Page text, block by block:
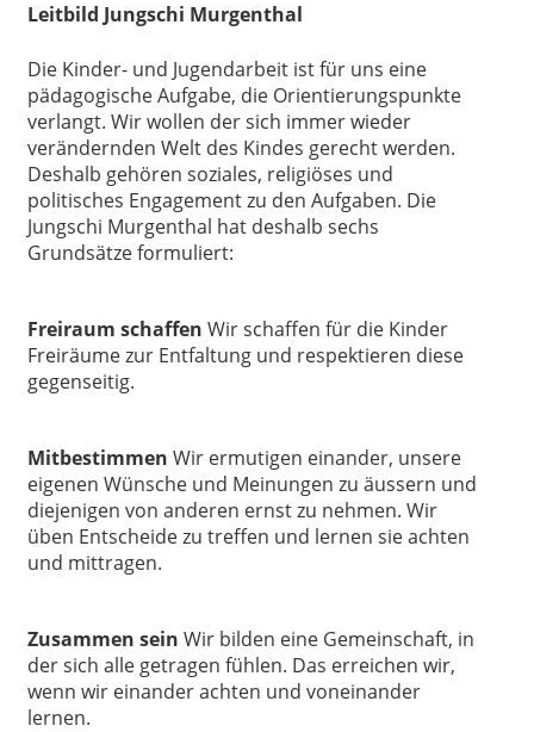
Leitbild Jungschi Murgenthal
Die Kinder- und Jugendarbeit ist für uns eine
pädagogische Aufgabe, die Orientierungspunkte
verlangt. Wir wollen der sich immer wieder
verändernden Welt des Kindes gerecht werden.
Deshalb gehören soziales, religiöses und
politisches Engagement zu den Aufgaben. Die
Jungschi Murgenthal hat deshalb sechs
Grundsätze formuliert:
Freiraum schaffen Wir schaffen für die Kinder
Freiräume zur Entfaltung und respektieren diese
gegenseitig.
Mitbestimmen Wir ermutigen einander, unsere
eigenen Wünsche und Meinungen zu äussern und
diejenigen von anderen ernst zu nehmen. Wir
üben Entscheide zu treffen und lernen sie achten
und mittragen.
Zusammen sein Wir bilden eine Gemeinschaft, in
der sich alle getragen fühlen. Das erreichen wir,
wenn wir einander achten und voneinander
lernen.